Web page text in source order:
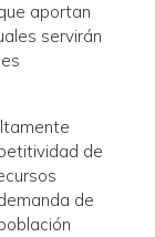
aportan
servirán
de
de